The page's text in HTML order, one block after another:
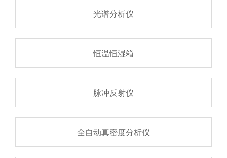
光谱分析仪
恒温恒湿箱
脉冲反射仪
全自动真密度分析仪